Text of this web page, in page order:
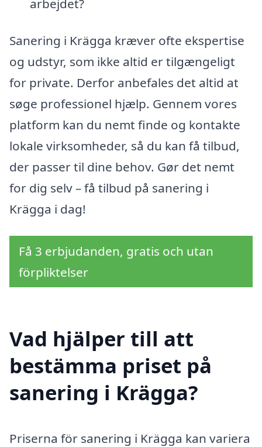
arbejdet?
Sanering i Krägga kræver ofte ekspertise
og udstyr, som ikke altid er tilgængeligt
for private. Derfor anbefales det altid at
søge professionel hjælp. Gennem vores
platform kan du nemt finde og kontakte
lokale virksomheder, så du kan få tilbud,
der passer til dine behov. Gør det nemt
for dig selv – få tilbud på sanering i
Krägga i dag!
Få 3 erbjudanden, gratis och utan
förpliktelser
Vad hjälper till att
bestämma priset på
sanering i Krägga?
Priserna för sanering i Krägga kan variera